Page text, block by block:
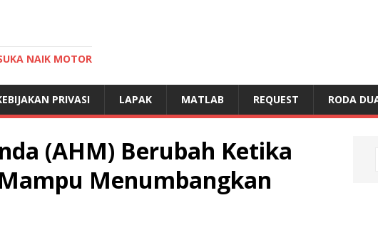
NAIK MOTOR
PRIVASI LAPAK MATLAB REQUEST RODA
(AHM) Berubah Ketika
Menumbangkan